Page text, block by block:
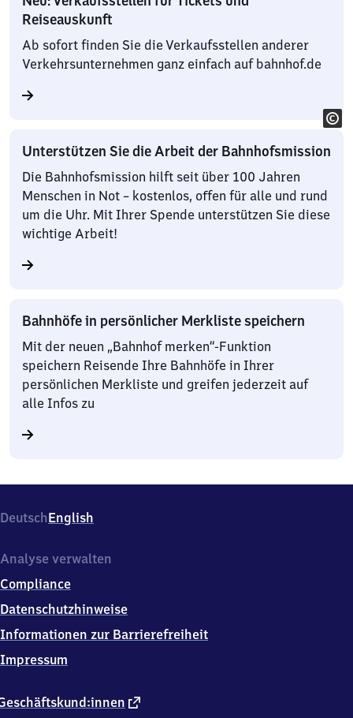
Reiseauskunft
Ab sofort finden Sie die Verkaufsstellen anderer
Verkehrsunternehmen ganz einfach auf bahnhof.de
Unterstützen Sie die Arbeit der Bahnhofsmission
Die Bahnhofsmission hilft seit über 100 Jahren
Menschen in Not – kostenlos, offen für alle und rund
um die Uhr. Mit Ihrer Spende unterstützen Sie diese
wichtige Arbeit!
Bahnhöfe in persönlicher Merkliste speichern
Mit der neuen „Bahnhof merken“-Funktion
speichern Reisende Ihre Bahnhöfe in Ihrer
persönlichen Merkliste und greifen jederzeit auf
alle Infos zu
DeutschEnglish
externer
Analyse verwalten
Compliance
Datenschutzhinweise
Informationen zur Barrierefreiheit
Impressum